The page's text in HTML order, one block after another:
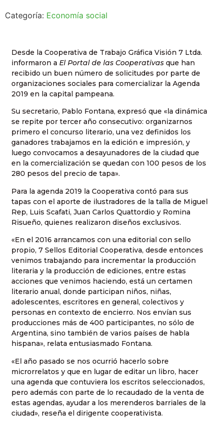
Categoría: Economía social
Desde la Cooperativa de Trabajo Gráfica Visión 7 Ltda.
informaron a El Portal de las Cooperativas que han
recibido un buen número de solicitudes por parte de
organizaciones sociales para comercializar la Agenda
2019 en la capital pampeana.
Su secretario, Pablo Fontana, expresó que «la dinámica
se repite por tercer año consecutivo: organizarnos
primero el concurso literario, una vez definidos los
ganadores trabajamos en la edición e impresión, y
luego convocamos a desayunadores de la ciudad que
en la comercialización se quedan con 100 pesos de los
280 pesos del precio de tapa».
Para la agenda 2019 la Cooperativa contó para sus
tapas con el aporte de ilustradores de la talla de Miguel
Rep, Luis Scafati, Juan Carlos Quattordio y Romina
Risueño, quienes realizaron diseños exclusivos.
«En el 2016 arrancamos con una editorial con sello
propio, 7 Sellos Editorial Cooperativa, desde entonces
venimos trabajando para incrementar la producción
literaria y la producción de ediciones, entre estas
acciones que venimos haciendo, está un certamen
literario anual, donde participan niños, niñas,
adolescentes, escritores en general, colectivos y
personas en contexto de encierro. Nos envían sus
producciones más de 400 participantes, no sólo de
Argentina, sino también de varios países de habla
hispana», relata entusiasmado Fontana.
«El año pasado se nos ocurrió hacerlo sobre
microrrelatos y que en lugar de editar un libro, hacer
una agenda que contuviera los escritos seleccionados,
pero además con parte de lo recaudado de la venta de
estas agendas, ayudar a los merenderos barriales de la
ciudad», reseña el dirigente cooperativista.